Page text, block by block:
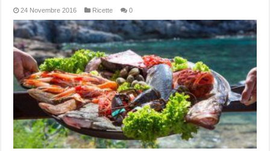
24 Novembre 2016 Ricette 0